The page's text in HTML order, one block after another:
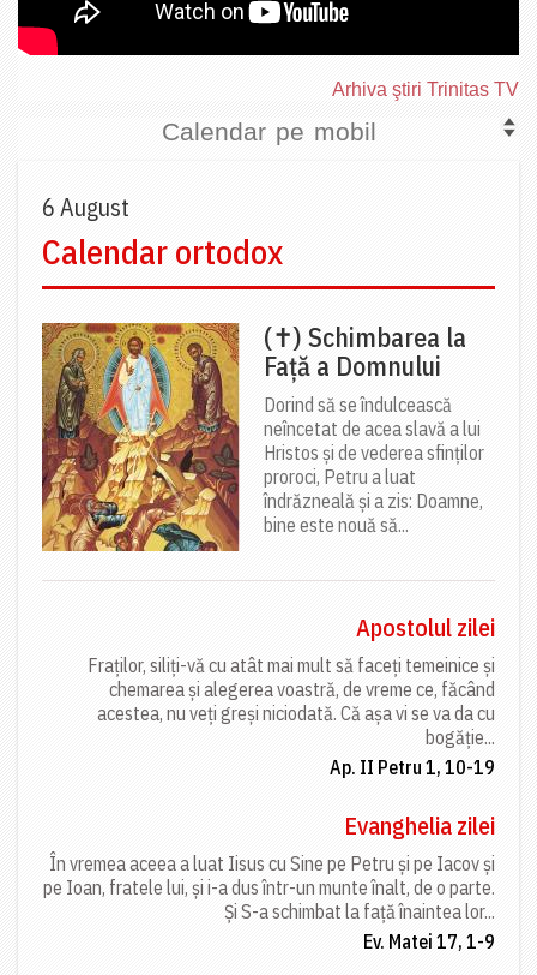
Arhiva ştiri Trinitas TV
Calendar pe mobil
6 August
Calendar ortodox
(✝) Schimbarea la
Față a Domnului
Dorind să se îndulcească
neîncetat de acea slavă a lui
Hristos și de vederea sfinților
proroci, Petru a luat
îndrăzneală și a zis: Doamne,
bine este nouă să...
Apostolul zilei
Fraților, siliți-vă cu atât mai mult să faceți temeinice și
chemarea și alegerea voastră, de vreme ce, făcând
acestea, nu veți greși niciodată. Că așa vi se va da cu
bogăție...
Ap. II Petru 1, 10-19
Evanghelia zilei
În vremea aceea a luat Iisus cu Sine pe Petru și pe Iacov și
pe Ioan, fratele lui, și i-a dus într-un munte înalt, de o parte.
Și S-a schimbat la față înaintea lor...
Ev. Matei 17, 1-9